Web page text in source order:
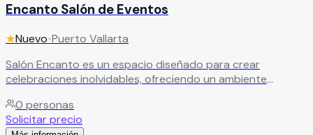
Encanto Salón de Eventos
★Nuevo•Puerto Vallarta
Salón Encanto es un espacio diseñado para crear
celebraciones inolvidables, ofreciendo un ambiente
de eventos especiales. Contamos con diferentes
paquetes pensados para ajustarse a las necesidades y
0 personas
Solicitar precio